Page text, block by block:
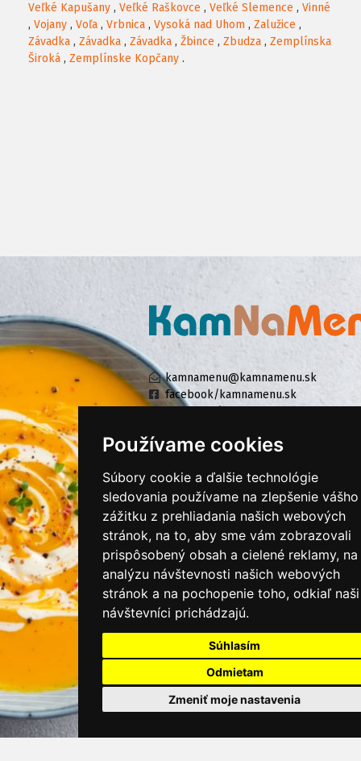
Používame cookies
Súbory cookie a ďalšie technológie
sledovania používame na zlepšenie vášho
zážitku z prehliadania našich webových
stránok, na to, aby sme vám zobrazovali
prispôsobený obsah a cielené reklamy, na
analýzu návštevnosti našich webových
stránok a na pochopenie toho, odkiaľ naši
návštevníci prichádzajú.
Súhlasím
Odmietam
Zmeniť moje nastavenia
Veľké Kapušany , Veľké Raškovce , Veľké Slemence , Vinné
, Vojany , Voľa , Vrbnica , Vysoká nad Uhom , Zalužice ,
Závadka , Závadka , Závadka , Žbince , Zbudza , Zemplínska
Široká , Zemplínske Kopčany .
kamnamenu@kamnamenu.sk
facebook/kamnamenu.sk
KONTAKTUJTE NÁS
PRIHLÁSIŤ SA DO ZÁKAZNÍCKEJ ZÓNY
Všeobecné obchodné podmienky
Ochrana osobných údajov
Cookies
Moje KamNaMenu
Pridať reštauráciu
Cenník balíkov